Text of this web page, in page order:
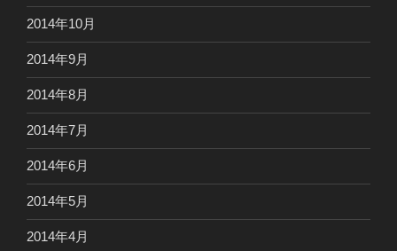
2014年10月
2014年9月
2014年8月
2014年7月
2014年6月
2014年5月
2014年4月